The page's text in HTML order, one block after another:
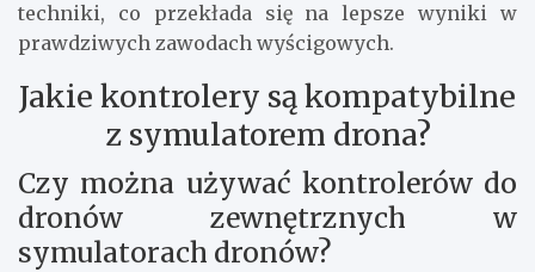
techniki, co przekłada się na lepsze wyniki w
prawdziwych zawodach wyścigowych.
Jakie kontrolery są kompatybilne
z symulatorem drona?
Czy można używać kontrolerów do
dronów zewnętrznych w
symulatorach dronów?